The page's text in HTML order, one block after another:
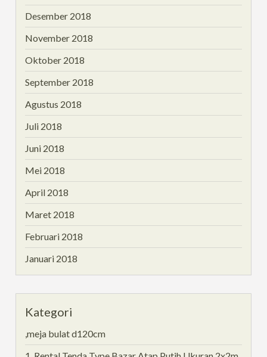
Desember 2018
November 2018
Oktober 2018
September 2018
Agustus 2018
Juli 2018
Juni 2018
Mei 2018
April 2018
Maret 2018
Februari 2018
Januari 2018
Kategori
,meja bulat d120cm